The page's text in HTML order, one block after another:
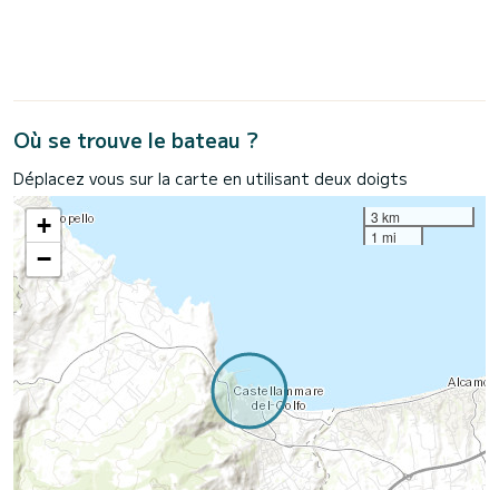
Où se trouve le bateau ?
Déplacez vous sur la carte en utilisant deux doigts
+
−
3 km
1 mi